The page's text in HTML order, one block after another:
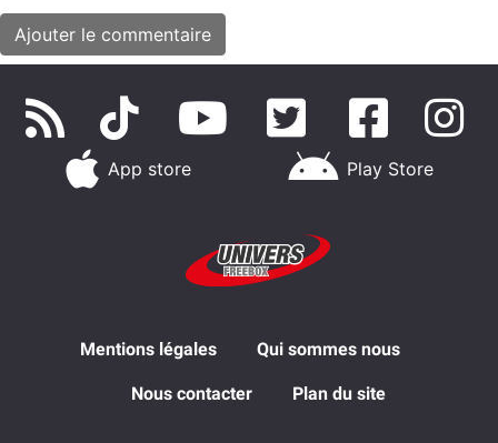
App store Play Store
Mentions légales Qui sommes nous
Nous contacter Plan du site